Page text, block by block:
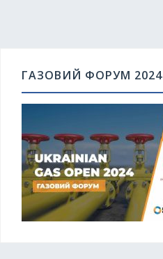
ГАЗОВИЙ ФОРУМ 2024